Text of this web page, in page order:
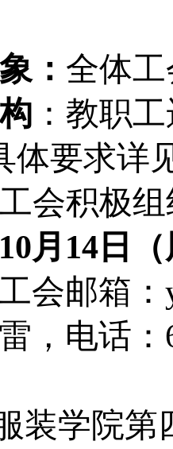
： 全体
：教职
体要求详
会积极
月14日
会邮箱：
，电话：
装学院第